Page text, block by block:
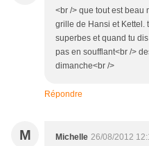
<br /> que tout est beau
grille de Hansi et Kettel.
superbes et quand tu
pas en soufflant<br />
dimanche<br />
Répondre
M Michelle 26/08/2012